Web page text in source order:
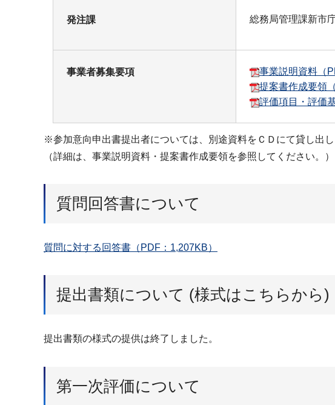
発注課 総務局管理課新市
事業者募集要項
事業説明資料（
提案書作成要領
評価項目・評価
※参加意向申出書提出者については、別途資料をＣＤにて貸し出し
（詳細は、事業説明資料・提案書作成要領を参照してください。）
質問回答書について
質問に対する回答書（PDF：1,207KB）
提出書類について (様式はこちらから)
提出書類の様式の提供は終了しました。
第一次評価について